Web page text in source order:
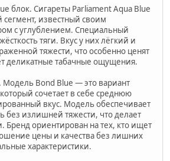
блок. Сигареты Parliament Aqua Blue
известный своим
с углублением. Специальный
тяги. Вкус у них лёгкий и
тяжести, что особенно ценят
деликатные табачные ощущения.
Модель Bond Blue — это вариант
сочетает в себе среднюю
вкус. Модель обеспечивает
без излишней тяжести, что делает
Бренд ориентирован на тех, кто ищет
цены и качества без лишних
характеристики.